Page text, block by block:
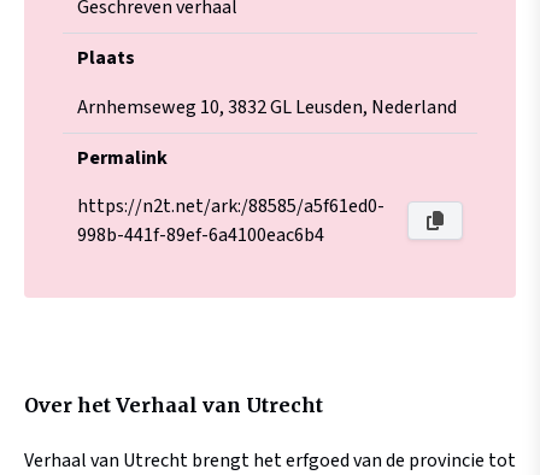
Geschreven verhaal
Plaats
Arnhemseweg 10, 3832 GL Leusden, Nederland
Permalink
https://n2t.net/ark:/88585/a5f61ed0-
998b-441f-89ef-6a4100eac6b4
Over het Verhaal van Utrecht
Verhaal van Utrecht brengt het erfgoed van de provincie tot